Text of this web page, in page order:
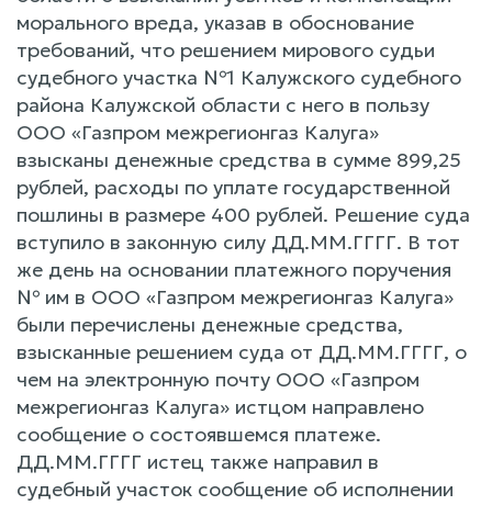
морального вреда, указав в обоснование
требований, что решением мирового судьи
судебного участка №1 Калужского судебного
района Калужской области с него в пользу
ООО «Газпром межрегионгаз Калуга»
взысканы денежные средства в сумме 899,25
рублей, расходы по уплате государственной
пошлины в размере 400 рублей. Решение суда
вступило в законную силу ДД.ММ.ГГГГ. В тот
же день на основании платежного поручения
№ им в ООО «Газпром межрегионгаз Калуга»
были перечислены денежные средства,
взысканные решением суда от ДД.ММ.ГГГГ, о
чем на электронную почту ООО «Газпром
межрегионгаз Калуга» истцом направлено
сообщение о состоявшемся платеже.
ДД.ММ.ГГГГ истец также направил в
судебный участок сообщение об исполнении